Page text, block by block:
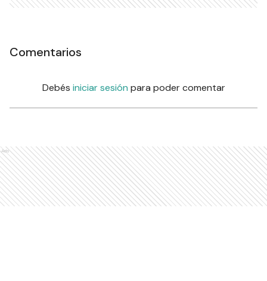
Comentarios
Debés iniciar sesión para poder comentar
Ads